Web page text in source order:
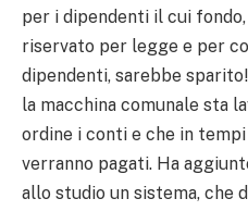
per i dipendenti il cui
riservato per legge e per
dipendenti, sarebbe
la macchina comunale sta
ordine i conti e che in
verranno pagati. Ha
allo studio un sistema, che